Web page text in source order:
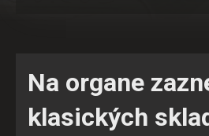
Na organe
klasických